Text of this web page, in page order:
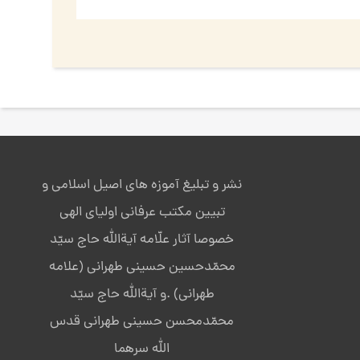
نشر و تبلیغ آموزه های اصیل اسلامی و
تبیین مکتب عرفانی اولیای الهی
خصوصا آثار علّامه آیةالله حاج سیّد
محمّدحسین حسینی طهرانی (علامه
طهرانی) .و آیةالله حاج سیّد
محمّدمحسن حسینی طهرانی قدس
الله سرهما